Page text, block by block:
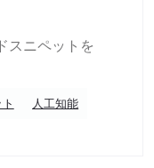
スニペットを
人工知能